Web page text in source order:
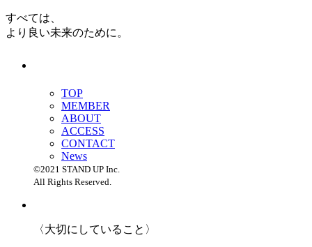
すべては、
より良い未来のために。
TOP
MEMBER
ABOUT
ACCESS
CONTACT
News
©2021 STAND UP Inc.
All Rights Reserved.
〈大切にしていること〉